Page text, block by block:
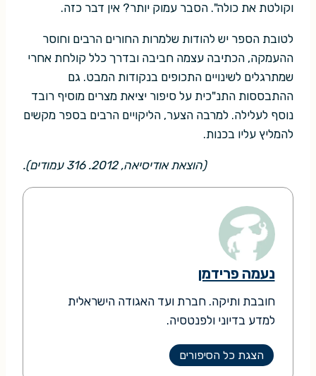
וקולטת את כולה". הסבר עמוק יותר? אין דבר כזה.
לטובת הספר יש להודות שלמרות החורים הרבים וחוסר
ההעמקה, הכתיבה עצמה חביבה ובדרך כלל קולחת אחרי
שמתרגלים לשינויים התכופים בנקודות המבט. גם
ההתבססות התנ"כית על סיפור יציאת מצרים מוסיף רובד
נוסף לעלילה. למרבה הצער, הליקויים הרבים בספר מקשים
להמליץ עליו בכנות.
(הוצאת אודיסיאה, 2012. 316 עמודים).
נעמה פרידמן
חובבת ותיקה. חברת ועד האגודה הישראלית
למדע בדיוני ולפנטסיה.
הצגת כל הסיפורים